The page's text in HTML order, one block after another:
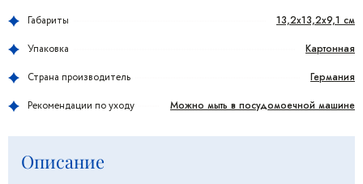
Габариты 13,2x13,2x9,1 см
Упаковка Картонная
Страна производитель Германия
Рекомендации по уходу Можно мыть в посудомоечной машине
Описание